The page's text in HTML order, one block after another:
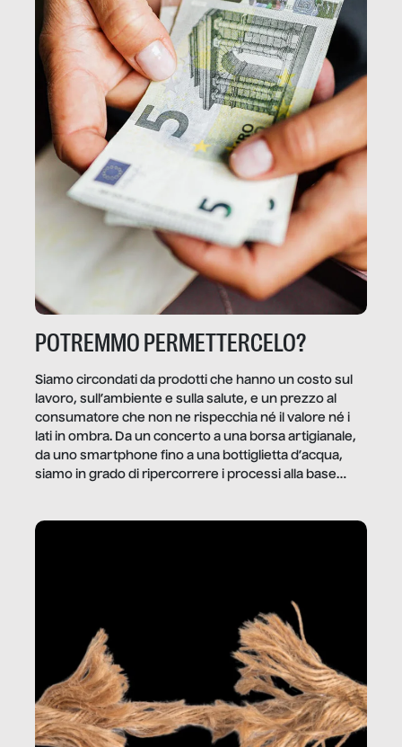
POTREMMO PERMETTERCELO?
Siamo circondati da prodotti che hanno un costo sul
lavoro, sull’ambiente e sulla salute, e un prezzo al
consumatore che non ne rispecchia né il valore né i
lati in ombra. Da un concerto a una borsa artigianale,
da uno smartphone fino a una bottiglietta d’acqua,
siamo in grado di ripercorrere i processi alla base
dietro gli oggetti e i servizi che fanno la nostra vita